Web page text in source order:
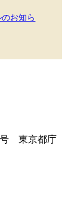
お知ら
1号 東京都庁